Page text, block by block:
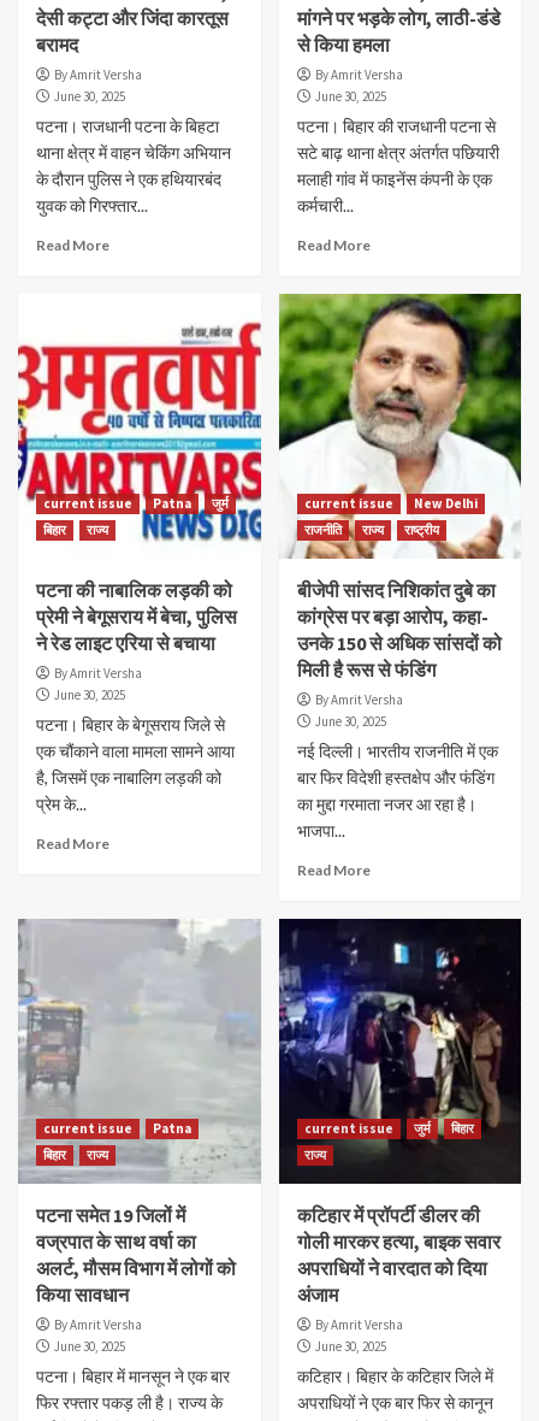
देसी कट्टा और जिंदा कारतूस
बरामद
By Amrit Versha
June 30, 2025
पटना। राजधानी पटना के बिहटा
थाना क्षेत्र में वाहन चेकिंग अभियान
के दौरान पुलिस ने एक हथियारबंद
युवक को गिरफ्तार...
Read More
मांगने पर भड़के लोग, लाठी-डंडे
से किया हमला
By Amrit Versha
June 30, 2025
पटना। बिहार की राजधानी पटना से
सटे बाढ़ थाना क्षेत्र अंतर्गत पछियारी
मलाही गांव में फाइनेंस कंपनी के एक
कर्मचारी...
Read More
current issue Patna
जुर्म
बिहार
राज्य
पटना की नाबालिक लड़की को
प्रेमी ने बेगूसराय में बेचा, पुलिस
ने रेड लाइट एरिया से बचाया
By Amrit Versha
June 30, 2025
पटना। बिहार के बेगूसराय जिले से
एक चौंकाने वाला मामला सामने आया
है, जिसमें एक नाबालिग लड़की को
प्रेम के...
Read More
current issue
New Delhi
राजनीति
राज्य राष्ट्रीय
बीजेपी सांसद निशिकांत दुबे का
कांग्रेस पर बड़ा आरोप, कहा-
उनके 150 से अधिक सांसदों को
मिली है रूस से फंडिंग
By Amrit Versha
June 30, 2025
नई दिल्ली। भारतीय राजनीति में एक
बार फिर विदेशी हस्तक्षेप और फंडिंग
का मुद्दा गरमाता नजर आ रहा है।
भाजपा...
Read More
current issue
Patna
बिहार
राज्य
पटना समेत 19 जिलों में
वज्रपात के साथ वर्षा का
अलर्ट, मौसम विभाग में लोगों को
किया सावधान
By Amrit Versha
June 30, 2025
पटना। बिहार में मानसून ने एक बार
फिर रफ्तार पकड़ ली है। राज्य के
current issue जुर्म
बिहार
राज्य
कटिहार में प्रॉपर्टी डीलर की
गोली मारकर हत्या, बाइक सवार
अपराधियों ने वारदात को दिया
अंजाम
By Amrit Versha
June 30, 2025
कटिहार। बिहार के कटिहार जिले में
अपराधियों ने एक बार फिर से कानून